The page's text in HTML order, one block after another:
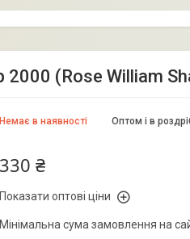
(Rose William
Немає в наявності Оптом і в
330 ₴
Показати оптові ціни
Мінімальна сума замовлення на